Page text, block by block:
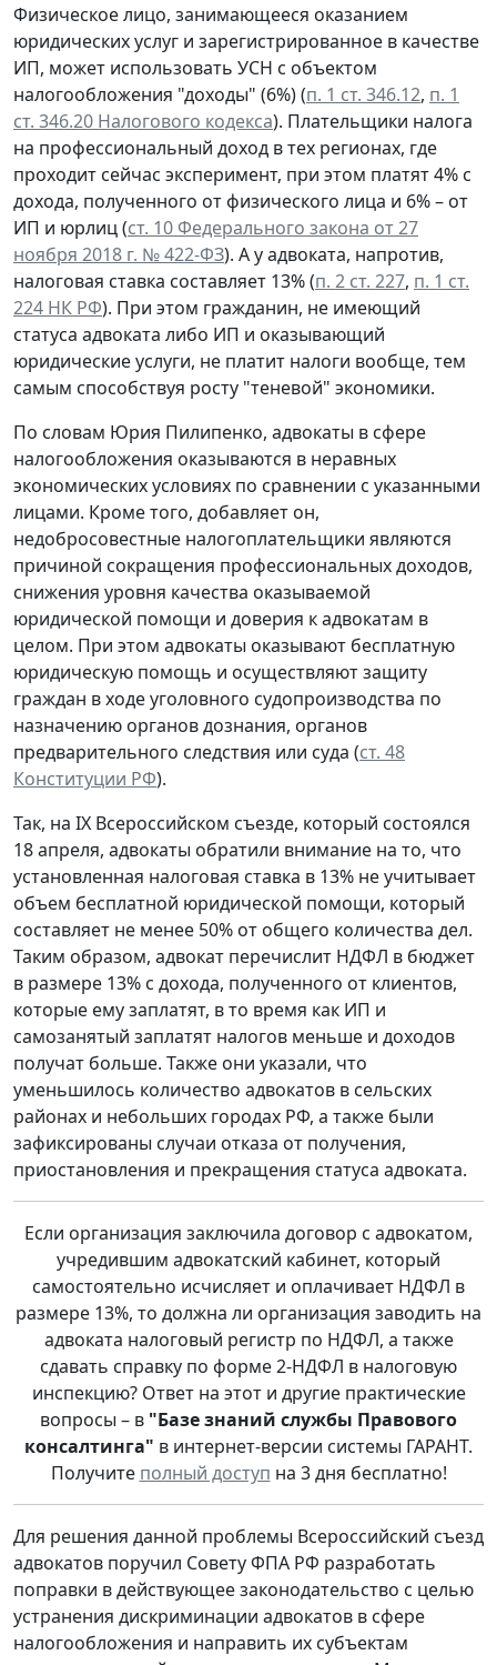
Физическое лицо, занимающееся оказанием
юридических услуг и зарегистрированное в качестве
ИП, может использовать УСН с объектом
налогообложения "доходы" (6%) (п. 1 ст. 346.12, п. 1
ст. 346.20 Налогового кодекса). Плательщики налога
на профессиональный доход в тех регионах, где
проходит сейчас эксперимент, при этом платят 4% с
дохода, полученного от физического лица и 6% – от
ИП и юрлиц (ст. 10 Федерального закона от 27
ноября 2018 г. № 422-ФЗ). А у адвоката, напротив,
налоговая ставка составляет 13% (п. 2 ст. 227, п. 1 ст.
224 НК РФ). При этом гражданин, не имеющий
статуса адвоката либо ИП и оказывающий
юридические услуги, не платит налоги вообще, тем
самым способствуя росту "теневой" экономики.
По словам Юрия Пилипенко, адвокаты в сфере
налогообложения оказываются в неравных
экономических условиях по сравнении с указанными
лицами. Кроме того, добавляет он,
недобросовестные налогоплательщики являются
причиной сокращения профессиональных доходов,
снижения уровня качества оказываемой
юридической помощи и доверия к адвокатам в
целом. При этом адвокаты оказывают бесплатную
юридическую помощь и осуществляют защиту
граждан в ходе уголовного судопроизводства по
назначению органов дознания, органов
предварительного следствия или суда (ст. 48
Конституции РФ).
Так, на IX Всероссийском съезде, который состоялся
18 апреля, адвокаты обратили внимание на то, что
установленная налоговая ставка в 13% не учитывает
объем бесплатной юридической помощи, который
составляет не менее 50% от общего количества дел.
Таким образом, адвокат перечислит НДФЛ в бюджет
в размере 13% с дохода, полученного от клиентов,
которые ему заплатят, в то время как ИП и
самозанятый заплатят налогов меньше и доходов
получат больше. Также они указали, что
уменьшилось количество адвокатов в сельских
районах и небольших городах РФ, а также были
зафиксированы случаи отказа от получения,
приостановления и прекращения статуса адвоката.
Если организация заключила договор с адвокатом,
учредившим адвокатский кабинет, который
самостоятельно исчисляет и оплачивает НДФЛ в
размере 13%, то должна ли организация заводить на
адвоката налоговый регистр по НДФЛ, а также
сдавать справку по форме 2-НДФЛ в налоговую
инспекцию? Ответ на этот и другие практические
вопросы – в "Базе знаний службы Правового
консалтинга" в интернет-версии системы ГАРАНТ.
Получите полный доступ на 3 дня бесплатно!
Для решения данной проблемы Всероссийский съезд
адвокатов поручил Совету ФПА РФ разработать
поправки в действующее законодательство с целью
устранения дискриминации адвокатов в сфере
налогообложения и направить их субъектам